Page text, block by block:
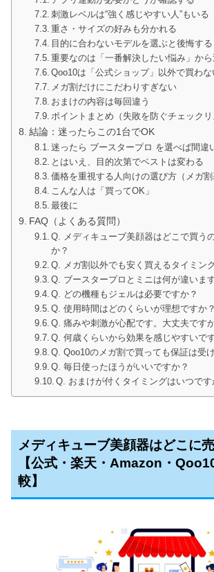
刺激レベルは“強く感じやすい人”もいる
重さ・サイズの好みも分かれる
目的に合わないモデルを選ぶと後悔する
重要なのは「一番解決したい悩み」から
Qoo10は「公式ショップ」以外で買わな
メガ割だけにこだわりすぎない
おまけの内容は毎回違う
ポイントまとめ（失敗を防ぐチェックリ
結論：迷ったらこの1台でOK
迷ったら ブースタープロ を選べば間違
とはいえ、目的次第でベストは変わる
価格を重視する人向けの選び方（メガ割
こんな人は「買ってOK」
最後に
FAQ（よくある質問）
Q. メディキューブ美顔器はどこで買う
か？
Q. メガ割以外でも安く買えるタイミン
Q. ブースタープロとミニは何が違いま
Q. どの機種もジェルは必要ですか？
Q. 使用時間はどのくらいが理想ですか？
Q. 痛みや刺激が心配です。大丈夫です
Q. 何歳くらいから効果を感じやすいで
Q. Qoo10のメガ割で買っても保証は受
Q. 毎日使ったほうがいいですか？
Q. おまけが付くタイミングはいつです
メディキューブ美顔器はどこに
【公式・楽天・Amazon・
較】